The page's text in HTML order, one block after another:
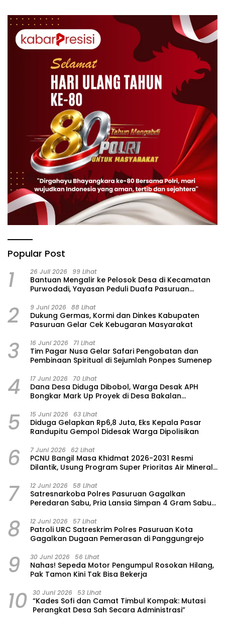
Popular Post
1 26 Juli 2026 99 Lihat
‎Bantuan Mengalir ke Pelosok Desa di Kecamatan
Purwodadi, Yayasan Peduli Duafa Pasuruan
2 9 Juni 2026 88 Lihat
Dukung Germas, Kormi dan Dinkes Kabupaten
Pasuruan Gelar Cek Kebugaran Masyarakat
3 16 Juni 2026 71 Lihat
Tim Pagar Nusa Gelar Safari Pengobatan dan
Pembinaan Spiritual di Sejumlah Ponpes Sumenep
4 17 Juni 2026 70 Lihat
Dana Desa Diduga Dibobol, Warga Desak APH
Bongkar Mark Up Proyek di Desa Bakalan
5 15 Juni 2026 63 Lihat
‎Diduga Gelapkan Rp6,8 Juta, Eks Kepala Pasar
Randupitu Gempol Didesak Warga Dipolisikan
6 7 Juni 2026 62 Lihat
‎PCNU Bangil Masa Khidmat 2026-2031 Resmi
Dilantik, Usung Program Super Prioritas Air Mineral
7 12 Juni 2026 58 Lihat
Satresnarkoba Polres Pasuruan Gagalkan
Peredaran Sabu, Pria Lansia Simpan 4 Gram Sabu
8 12 Juni 2026 57 Lihat
Patroli URC Satreskrim Polres Pasuruan Kota
Gagalkan Dugaan Pemerasan di Panggungrejo
9 30 Juni 2026 56 Lihat
‎Nahas! Sepeda Motor Pengumpul Rosokan Hilang,
Pak Tamon Kini Tak Bisa Bekerja
10 30 Juni 2026 53 Lihat
“Kades Sofi dan Camat Timbul Kompak: Mutasi
Perangkat Desa Sah Secara Administrasi”